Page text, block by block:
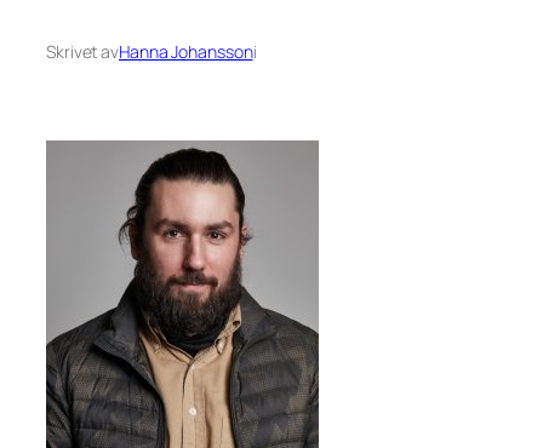
Skrivet avHanna Johanssoni